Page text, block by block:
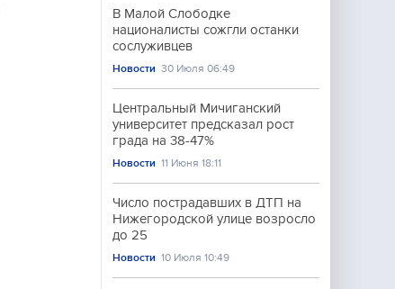
В Малой Слободке
националисты сожгли останки
сослуживцев
Новости 30 Июля 06:49
Центральный Мичиганский
университет предсказал рост
града на 38-47%
Новости 11 Июня 18:11
Число пострадавших в ДТП на
Нижегородской улице возросло
до 25
Новости 10 Июля 10:49